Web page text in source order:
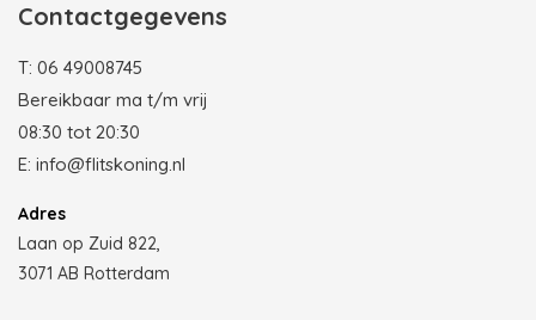
Contactgegevens
T: 06 49008745
Bereikbaar ma t/m vrij
08:30 tot 20:30
E: info@flitskoning.nl
Adres
Laan op Zuid 822,
3071 AB Rotterdam